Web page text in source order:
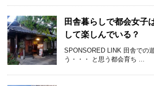
田舎暮らしで都会女子
して楽しんでいる？
SPONSORED LINK 田舎での
う・・・ と思う都会育ち ...